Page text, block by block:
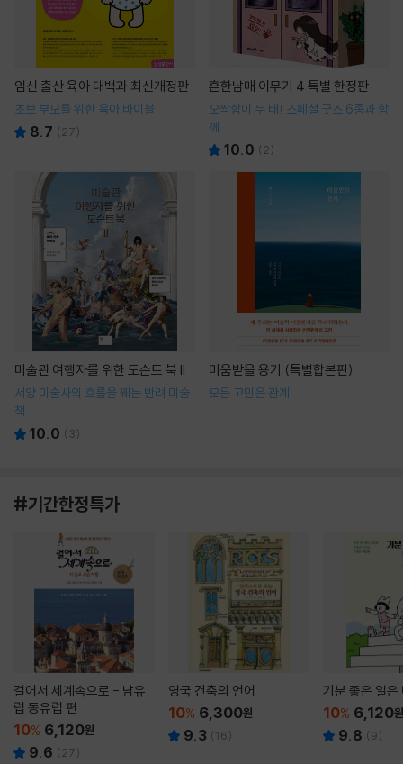
임신 출산 육아 대백과 최신개정판
초보 부모를 위한 육아 바이블
8.7 ( 27)
흔한남매 이무기 4 특별 한정판
오싹함이 두 배! 스페셜 굿즈 6종과 함
께
10.0 ( 2)
미술관 여행자를 위한 도슨트 북 II
서양 미술사의 흐름을 꿰는 반려 미술
책
10.0 ( 3)
미움받을 용기 (특별합본판)
모든 고민은 관계
#기간한정특가
걸어서 세계속으로 - 남유
럽 동유럽 편
10% 6,120원
9.6 ( 27)
영국 건축의 언어
10% 6,300원
9.3 (16)
기분 좋은 일은
10% 6,120원
9.8 (9)